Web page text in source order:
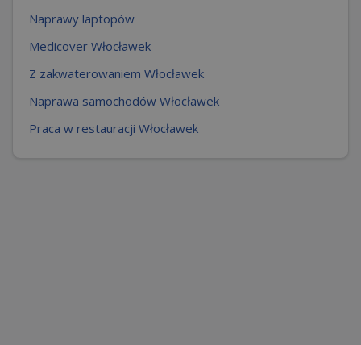
Naprawy laptopów
Medicover Włocławek
Z zakwaterowaniem Włocławek
Naprawa samochodów Włocławek
Praca w restauracji Włocławek